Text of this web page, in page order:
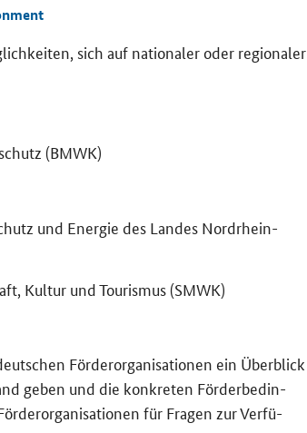
sich auf na­tio­na­ler oder re­gio­na­ler
(BMWK)
und En­er­gie des Lan­des Nordrhein-​
Kul­tur und Tou­ris­mus (SMWK)
För­der­or­ga­ni­sa­tio­nen ein Über­blick
geben und die kon­kre­ten För­der­be­din­
für Fra­gen zur Ver­fü­